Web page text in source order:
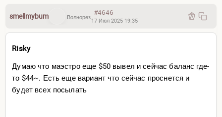
smellmybum Волнорез
#4646
17 Июл 2025 19:35
Risky
Думаю что маэстро еще $50 вывел и сейчас баланс где-
то $44~. Есть еще вариант что сейчас проснется и
будет всех посылать